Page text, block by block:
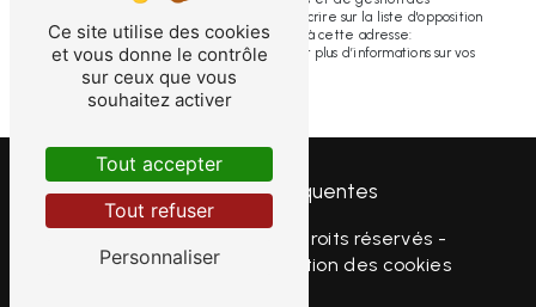
contentieux. Vous avez le droit de vous inscrire sur la liste d'opposition
au démarchage téléphonique, disponible à cette adresse:
Bloctel.gouv.fr. Consultez le site cnil.fr pour plus d’informations sur vos
Recherches fréquentes
- 2026 - Tous droits réservés -
Mentions légales
Gestion des cookies
Ce site utilise des cookies
et vous donne le contrôle
sur ceux que vous
souhaitez activer
Tout accepter
Tout refuser
Personnaliser